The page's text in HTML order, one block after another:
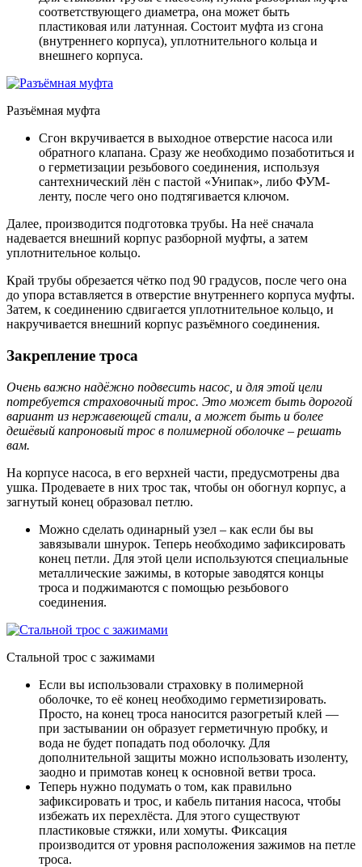
соответствующего диаметра, она может быть
пластиковая или латунная. Состоит муфта из сгона
(внутреннего корпуса), уплотнительного кольца и
внешнего корпуса.
Разъёмная муфта
Сгон вкручивается в выходное отверстие насоса или
обратного клапана. Сразу же необходимо позаботиться и
о герметизации резьбового соединения, используя
сантехнический лён с пастой «Унипак», либо ФУМ-
ленту, после чего оно подтягивается ключом.
Далее, производится подготовка трубы. На неё сначала
надевается внешний корпус разборной муфты, а затем
уплотнительное кольцо.
Край трубы обрезается чётко под 90 градусов, после чего она
до упора вставляется в отверстие внутреннего корпуса муфты.
Затем, к соединению сдвигается уплотнительное кольцо, и
накручивается внешний корпус разъёмного соединения.
Закрепление троса
Очень важно надёжно подвесить насос, и для этой цели
потребуется страховочный трос. Это может быть дорогой
вариант из нержавеющей стали, а может быть и более
дешёвый капроновый трос в полимерной оболочке – решать
вам.
На корпусе насоса, в его верхней части, предусмотрены два
ушка. Продеваете в них трос так, чтобы он обогнул корпус, а
загнутый конец образовал петлю.
Можно сделать одинарный узел – как если бы вы
завязывали шнурок. Теперь необходимо зафиксировать
конец петли. Для этой цели используются специальные
металлические зажимы, в которые заводятся концы
троса и поджимаются с помощью резьбового
соединения.
Стальной трос с зажимами
Если вы использовали страховку в полимерной
оболочке, то её конец необходимо герметизировать.
Просто, на конец троса наносится разогретый клей —
при застывании он образует герметичную пробку, и
вода не будет попадать под оболочку. Для
дополнительной защиты можно использовать изоленту,
заодно и примотав конец к основной ветви троса.
Теперь нужно подумать о том, как правильно
зафиксировать и трос, и кабель питания насоса, чтобы
избежать их перехлёста. Для этого существуют
пластиковые стяжки, или хомуты. Фиксация
производится от уровня расположения зажимов на петле
троса.